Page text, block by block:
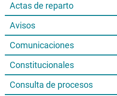
Actas de reparto
Avisos
Comunicaciones
Constitucionales
Consulta de procesos